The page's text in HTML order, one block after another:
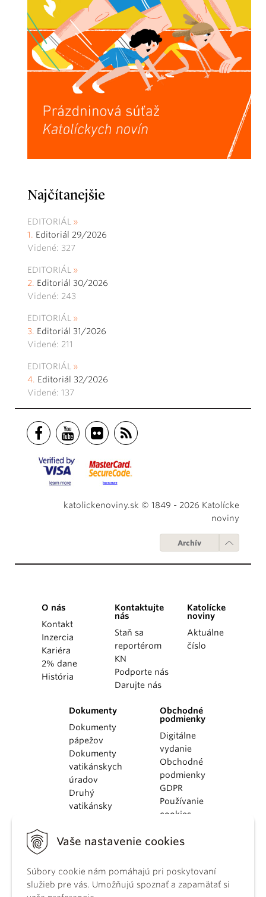
Vaše nastavenie cookies
Súbory cookie nám pomáhajú pri poskytovaní
služieb pre vás. Umožňujú spoznať a zapamätať si
Najčítanejšie
EDITORIÁL
Editoriál 29/2026
Videné: 327
EDITORIÁL
Editoriál 30/2026
Videné: 243
EDITORIÁL
Editoriál 31/2026
Videné: 211
EDITORIÁL
Editoriál 32/2026
Videné: 137
katolickenoviny.sk © 1849 - 2026 Katolícke
noviny
Archív
O nás
Kontakt
Inzercia
Kariéra
2% dane
História
Kontaktujte
nás
Staň sa
reportérom
KN
Podporte nás
Darujte nás
Katolícke
noviny
Aktuálne
číslo
Dokumenty
Dokumenty
pápežov
Dokumenty
vatikánskych
úradov
Druhý
vatikánsky
KBS
kánonického
práva
Obchodné
podmienky
Digitálne
vydanie
Obchodné
podmienky
GDPR
Používanie
cookies